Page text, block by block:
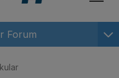
Forum